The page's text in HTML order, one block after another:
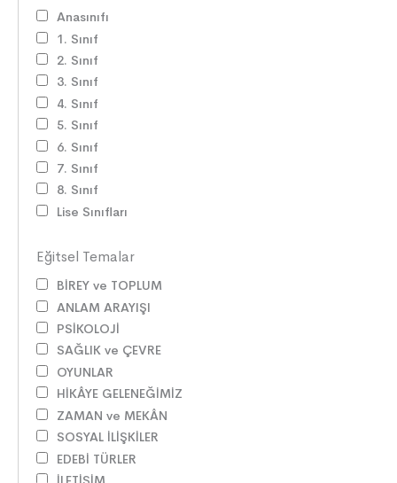
Anasınıfı
1. Sınıf
2. Sınıf
3. Sınıf
4. Sınıf
5. Sınıf
6. Sınıf
7. Sınıf
8. Sınıf
Lise Sınıfları
Eğitsel Temalar
BİREY ve TOPLUM
ANLAM ARAYIŞI
PSİKOLOJİ
SAĞLIK ve ÇEVRE
OYUNLAR
HİKÂYE GELENEĞİMİZ
ZAMAN ve MEKÂN
SOSYAL İLİŞKİLER
EDEBİ TÜRLER